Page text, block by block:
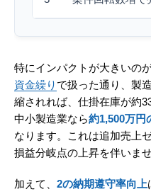
特にインパクトが大きいの
資金繰り で扱った通り、製
縮されれば、仕掛在庫が約
中小製造業なら約1,500万円
なります。これは追加売上
損益分岐点の上昇を伴いませ
加えて、 2の納期遵守率向上